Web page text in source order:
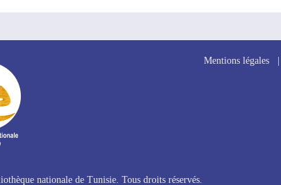
Mentions légales
nationale de Tunisie. Tous droits réservés.